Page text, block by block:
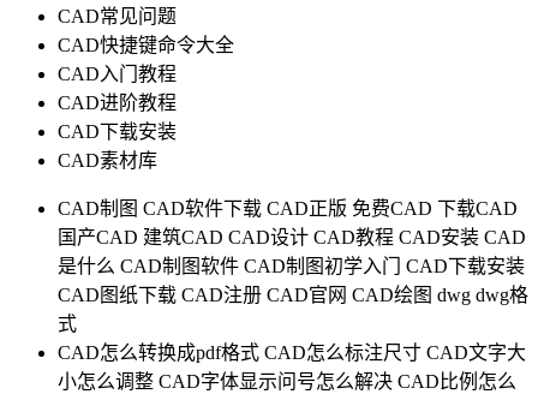
CAD常见问题
CAD快捷键命令大全
CAD入门教程
CAD进阶教程
CAD下载安装
CAD素材库
CAD制图 CAD软件下载 CAD正版 免费CAD 下载CAD
国产CAD 建筑CAD CAD设计 CAD教程 CAD安装 CAD
是什么 CAD制图软件 CAD制图初学入门
CAD下载安装
CAD图纸下载 CAD注册 CAD官网 CAD绘图 dwg dwg格
式
CAD怎么转换成pdf格式 CAD怎么标注尺寸 CAD文字大
小怎么调整 CAD字体显示问号怎么解决 CAD比例怎么